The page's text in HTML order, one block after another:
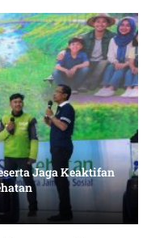
Jaga Keaktifan